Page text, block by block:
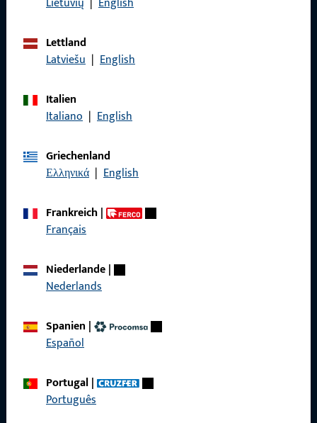
Haben Sie Fragen oder wünschen Sie persönliche Beratung?
zuverlässig.
Rufen Sie uns an
Lettland
Latviešu | English
Italien
Italiano | English
Griechenland
Ελληνικά | English
Frankreich|
Français
Niederlande|
Nederlands
Spanien |
Español
Portugal|
Português
Datenschutz